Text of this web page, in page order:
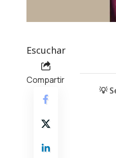
Escuchar
Compartir
💡